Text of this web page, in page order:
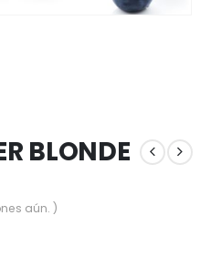
BLONDE
aún. )